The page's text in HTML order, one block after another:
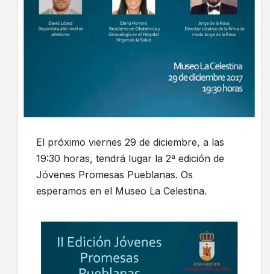
El próximo viernes 29 de diciembre, a las
19:30 horas, tendrá lugar la 2ª edición de
Jóvenes Promesas Pueblanas. Os
esperamos en el Museo La Celestina.